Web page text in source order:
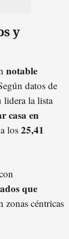
y
notable
datos de
lidera la lista
casa en
los 25,41
que
zonas céntricas